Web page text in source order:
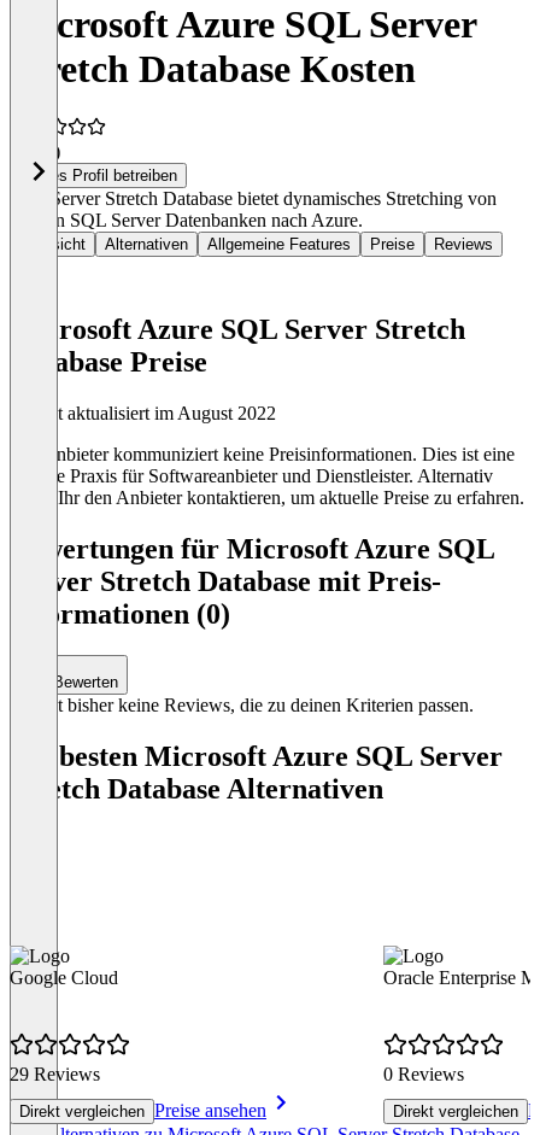
Microsoft Azure SQL Server
Stretch Database Kosten
(2)
Dieses Profil betreiben
SQL Server Stretch Database bietet dynamisches Stretching von
lokalen SQL Server Datenbanken nach Azure.
Übersicht Alternativen Allgemeine Features Preise Reviews
Microsoft Azure SQL Server Stretch
Database Preise
Zuletzt aktualisiert im August 2022
Der Anbieter kommuniziert keine Preisinformationen. Dies ist eine
übliche Praxis für Softwareanbieter und Dienstleister. Alternativ
könnt Ihr den Anbieter kontaktieren, um aktuelle Preise zu erfahren.
Bewertungen für Microsoft Azure SQL
Server Stretch Database mit Preis-
Informationen (0)
Bewerten
Es gibt bisher keine Reviews, die zu deinen Kriterien passen.
Die besten Microsoft Azure SQL Server
Stretch Database Alternativen
Google Cloud
29 Reviews
Direkt vergleichen Preise ansehen
Oracle Enterprise
0 Reviews
Direkt vergleichen